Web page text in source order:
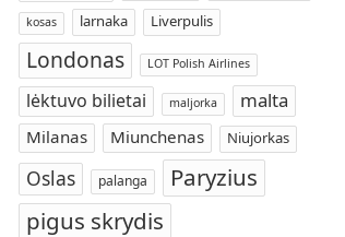
kosas larnaka Liverpulis
Londonas LOT Polish Airlines
lėktuvo bilietai maljorka malta
Milanas Miunchenas Niujorkas
Oslas palanga
Paryzius
pigus skrydis